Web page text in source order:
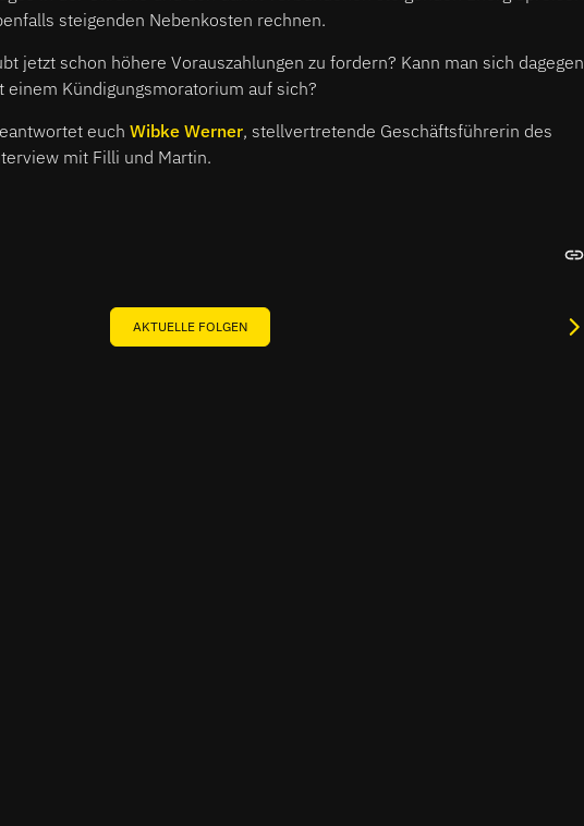
steigenden Nebenkosten rechnen.
jetzt schon höhere Vorauszahlungen zu fordern? Kann man sich dagegen
einem Kündigungsmoratorium auf sich?
euch Wibke Werner, stellvertretende Geschäftsführerin des
mit Filli und Martin.
AKTUELLE FOLGEN